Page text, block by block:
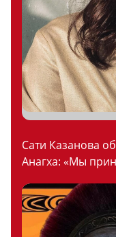
Сати Казанова
Анагха: «Мы